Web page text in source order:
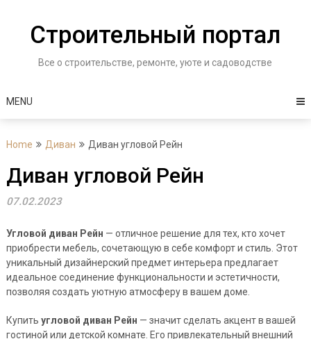
contentСтроительный портал
Все о строительстве, ремонте, уюте и садоводстве
MENU
Home Диван Диван угловой Рейн
Диван угловой Рейн
07.02.2023
Угловой диван Рейн — отличное решение для тех, кто хочет
приобрести мебель, сочетающую в себе комфорт и стиль. Этот
уникальный дизайнерский предмет интерьера предлагает
идеальное соединение функциональности и эстетичности,
позволяя создать уютную атмосферу в вашем доме.
Купить угловой диван Рейн — значит сделать акцент в вашей
гостиной или детской комнате. Его привлекательный внешний